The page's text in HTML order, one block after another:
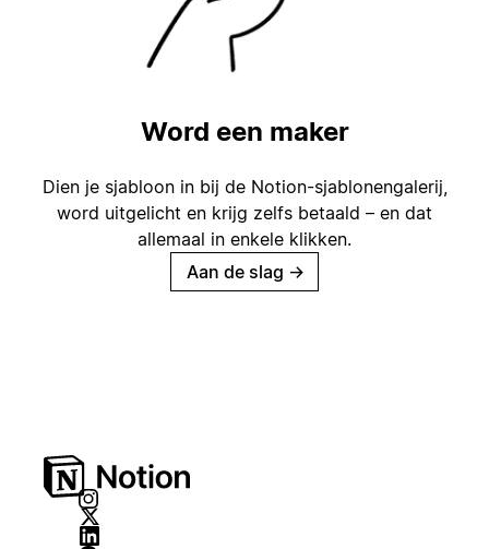
Word een maker
Dien je sjabloon in bij de Notion-sjablonengalerij,
word uitgelicht en krijg zelfs betaald – en dat
allemaal in enkele klikken.
Aan de slag →